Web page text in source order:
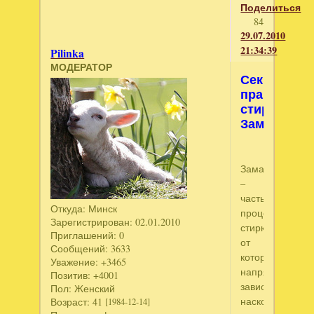
Поделиться
84
29.07.2010
21:34:39
Pilinka
МОДЕРАТОР
Откуда: Минск
Зарегистрирован: 02.01.2010
Приглашений: 0
Сообщений: 3633
Уважение: +3465
Позитив: +4001
Пол: Женский
Возраст: 41 [1984-12-14]
Секреты
стирки.
Замачивание
–
часть
процесса
стирки,
от
которого
напрямую
зависит,
насколько